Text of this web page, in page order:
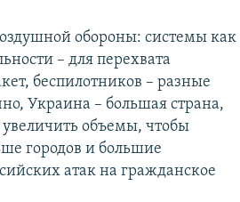
обороны: системы как
– для перехвата
беспилотников – разные
Украина – большая страна,
объемы, чтобы
городов и большие
атак на гражданское